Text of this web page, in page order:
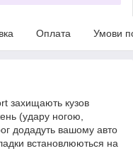
Оплата Умови
захищають кузов
(удару ногою,
додадуть вашому авто
встановлюються на